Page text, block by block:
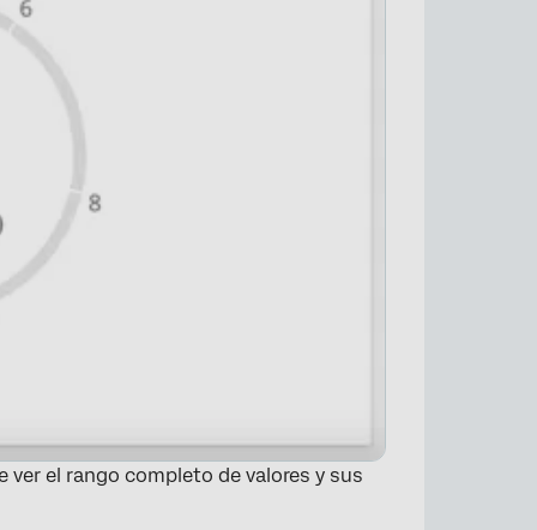
el rango completo de valores y sus